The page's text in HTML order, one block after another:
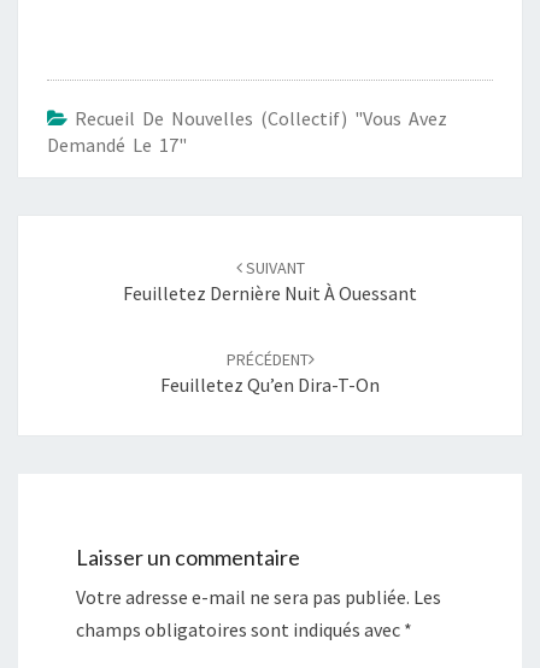
Recueil De Nouvelles (Collectif) "Vous Avez
Demandé Le 17"
SUIVANT
Feuilletez Dernière Nuit À Ouessant
PRÉCÉDENT
Feuilletez Qu’en Dira-T-On
Laisser un commentaire
Votre adresse e-mail ne sera pas publiée. Les
champs obligatoires sont indiqués avec *